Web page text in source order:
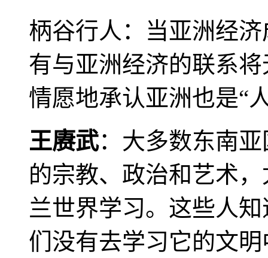
柄谷行人：当亚洲经
有与亚洲经济的联系
情愿地承认亚洲也是“
王赓武：大多数东南
的宗教、政治和艺术
兰世界学习。这些人
们没有去学习它的文